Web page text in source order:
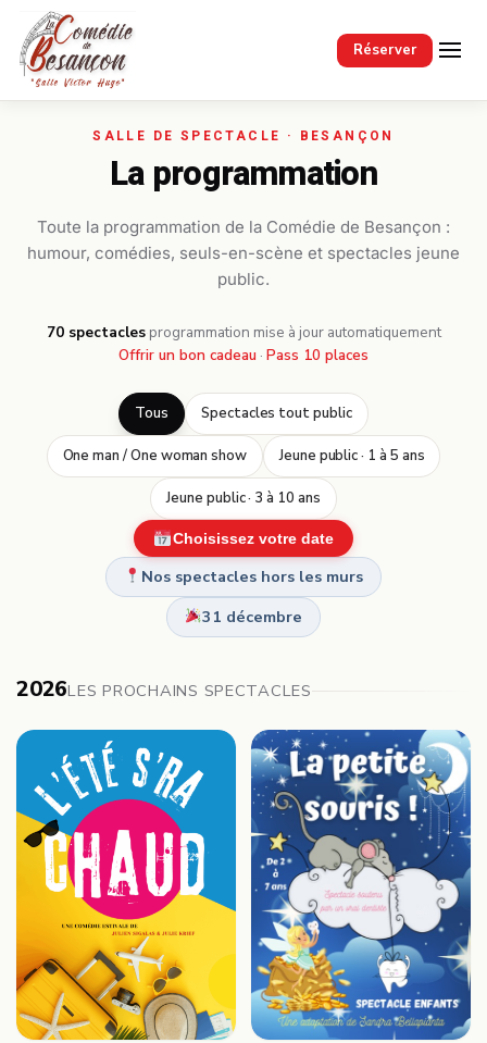
Réserver
Passer au contenu principal
La programmation
Toute la programmation de la Comédie de Besançon :
humour, comédies, seuls-en-scène et spectacles jeune
public.
70 spectacles· programmation mise à jour automatiquement
Offrir un bon cadeau · Pass 10 places
Tous Spectacles tout public
One man / One woman show Jeune public · 1 à 5 ans
Jeune public · 3 à 10 ans
Choisissez votre date
Nos spectacles hors les murs
31 décembre
2026LES PROCHAINS SPECTACLES